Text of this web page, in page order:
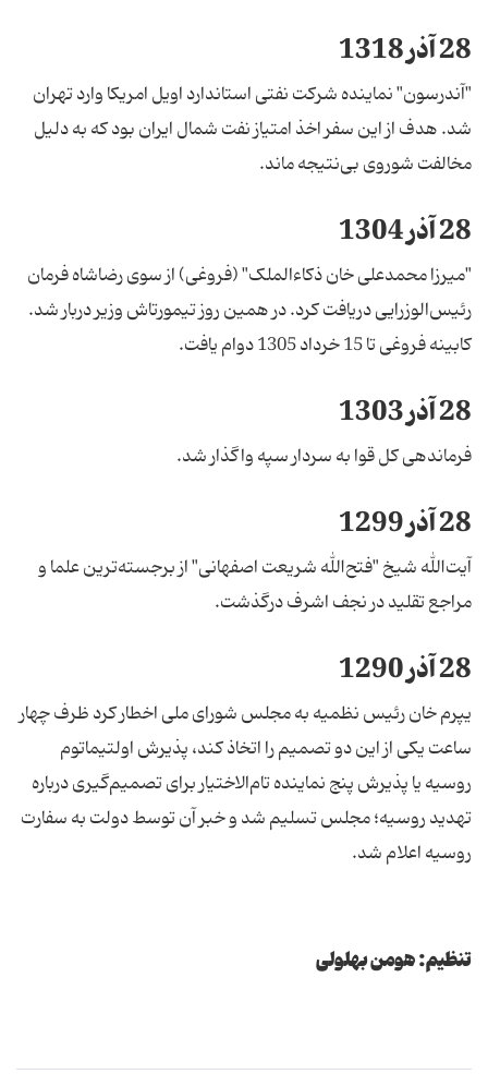
28 آذر 1318
"آندرسون" نماینده شرکت نفتی استاندارد اویل امریکا وارد تهران
شد. هدف از این سفر اخذ امتیاز نفت شمال ایران بود که به دلیل
مخالفت شوروی بی‌نتیجه ماند.
28 آذر 1304
"میرزا محمدعلی خان ذکاءالملک" (فروغی) از سوی رضاشاه فرمان
رئیس‌الوزرایی دریافت کرد. در همین روز تیمورتاش وزیر دربار شد.
کابینه فروغی تا 15 خرداد 1305 دوام یافت.
28 آذر 1303
فرماندهی کل قوا به سردار سپه واگذار شد.
28 آذر 1299
آیت‌الله شیخ "فتح‌الله شریعت اصفهانی" از برجسته‌ترین علما و
مراجع تقلید در نجف اشرف درگذشت.
28 آذر 1290
یپرم خان رئیس نظمیه به مجلس شورای ملی اخطار کرد ظرف چهار
ساعت یکی از این دو تصمیم را اتخاذ کند، پذیرش اولتیماتوم
روسیه یا پذیرش پنج نماینده تام‌الاختیار برای تصمیم‌گیری درباره
تهدید روسیه؛ مجلس تسلیم شد و خبر آن توسط دولت به سفارت
روسیه اعلام شد.
تنظیم: هومن بهلولی